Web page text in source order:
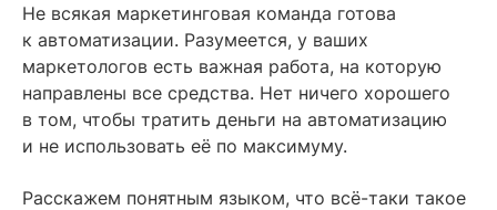
персонализировать и измерять вашу активность?
Сначала наведите порядок
Читайте также
Не всякая маркетинговая команда готова
к автоматизации. Разумеется, у ваших
маркетологов есть важная работа, на которую
направлены все средства. Нет ничего хорошего
в том, чтобы тратить деньги на автоматизацию
и не использовать её по максимуму.
Расскажем понятным языком, что всё-таки такое